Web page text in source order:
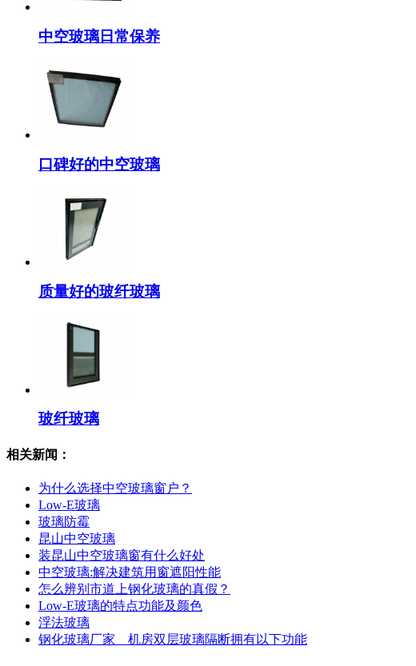
中空玻璃日常保养
口碑好的中空玻璃
质量好的玻纤玻璃
玻纤玻璃
相关新闻：
为什么选择中空玻璃窗户？
Low-E玻璃
玻璃防霉
昆山中空玻璃
装昆山中空玻璃窗有什么好处
中空玻璃:解决建筑用窗遮阳性能
怎么辨别市道上钢化玻璃的真假？
Low-E玻璃的特点功能及颜色
浮法玻璃
钢化玻璃厂家 机房双层玻璃隔断拥有以下功能